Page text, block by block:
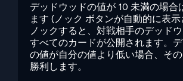
デッドウッドの値が 10 未満の場合
ます (ノック ボタンが自動的に表示
ノックすると、対戦相手のデッド
すべてのカードが公開されます。
の値が自分の値より低い場合、そ
勝利します。